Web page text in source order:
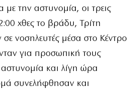
με την αστυνομία, οι τρεις
χθες το βράδυ, Τρίτη
νοσηλευτές μέσα στο Κέντρο
για προσωπική τους
και λίγη ώρα
συνελήφθησαν και